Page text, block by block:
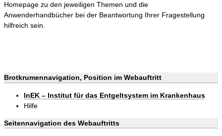
Homepage zu den jeweiligen Themen und die
Anwenderhandbücher bei der Beantwortung Ihrer Fragestellung
hilfreich sein.
Brotkrumennavigation, Position im Webauftritt
InEK – Institut für das Entgeltsystem im Krankenhaus
Hilfe
Seitennavigation des Webauftritts